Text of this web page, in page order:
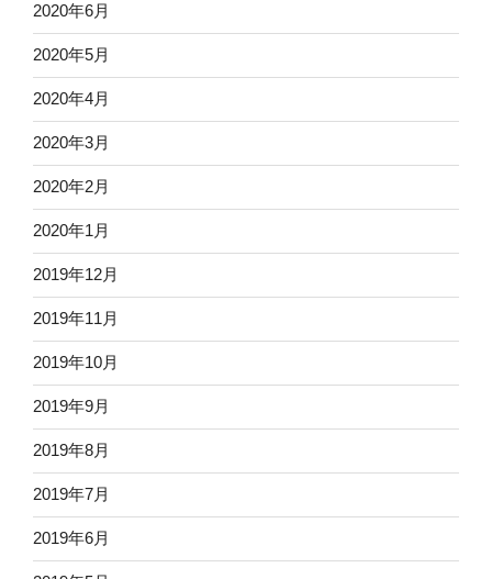
2020年6月
2020年5月
2020年4月
2020年3月
2020年2月
2020年1月
2019年12月
2019年11月
2019年10月
2019年9月
2019年8月
2019年7月
2019年6月